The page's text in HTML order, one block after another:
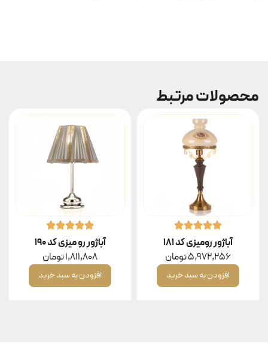
محصولات مرتبط
آباژور رومیزی کد ۱۸۱
5,972,256تومان
افزودن به سبد خرید
آباژور رو میزی کد ۱۹۰
1,811,808تومان
افزودن به سبد خرید